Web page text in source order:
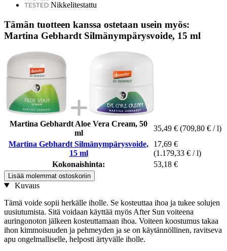
Nikkelitestattu
Tämän tuotteen kanssa ostetaan usein myös:
Martina Gebhardt Silmänympärysvoide, 15 ml
Martina Gebhardt Aloe Vera Cream, 50
ml
35,49 € (709,80 € / l)
Martina Gebhardt Silmänympärysvoide,
15 ml
17,69 €
(1.179,33 € / l)
Kokonaishinta:
53,18 €
Lisää molemmat ostoskoriin
Kuvaus
Tämä voide sopii herkälle iholle. Se kosteuttaa ihoa ja tukee solujen
uusiutumista. Sitä voidaan käyttää myös After Sun voiteena
auringonoton jälkeen kosteuttamaan ihoa. Voiteen koostumus takaa
ihon kimmoisuuden ja pehmeyden ja se on käytännöllinen, ravitseva
apu ongelmalliselle, helposti ärtyvälle iholle.